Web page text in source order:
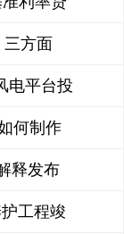
方面
电平台投
何制作
释发布
工程竣